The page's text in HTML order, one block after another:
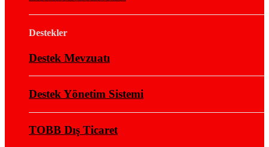
Destekler
Destek Mevzuatı
Destek Yönetim Sistemi
TOBB Dış Ticaret